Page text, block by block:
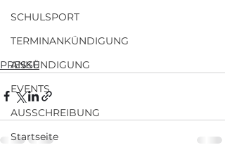
SCHULSPORT
TERMINANKÜNDIGUNG
ANKÜNDIGUNG
EVENTS
AUSSCHREIBUNG
Startseite
PRESSE